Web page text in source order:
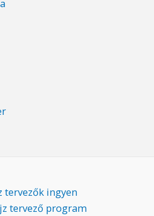
tervezők ingyen
tervező program